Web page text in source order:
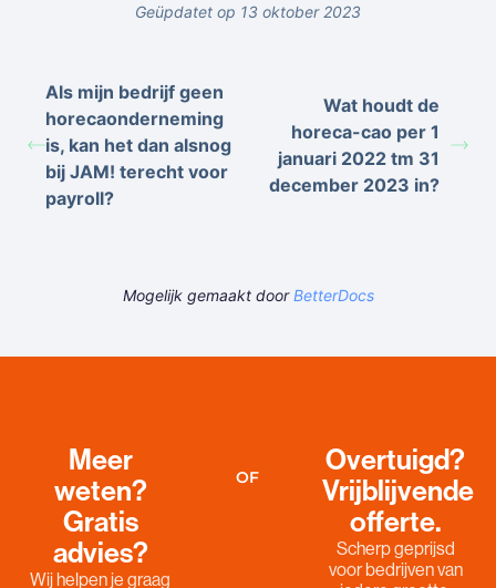
Geüpdatet op 13 oktober 2023
Als mijn bedrijf geen
horecaonderneming
is, kan het dan alsnog
bij JAM! terecht voor
payroll?
Wat houdt de
horeca-cao per 1
januari 2022 tm 31
december 2023 in?
Mogelijk gemaakt doorBetterDocs
Meer
weten?
Gratis
advies?
Wij helpen je graag
OF
Overtuigd?
Vrijblijvende
offerte.
Scherp geprijsd
voor bedrijven van